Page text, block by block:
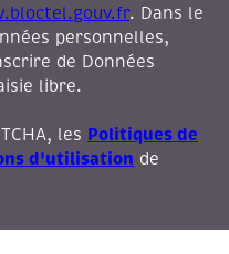
. Dans le
personnelles,
de Données
libre.
les Politiques de
d'utilisation de